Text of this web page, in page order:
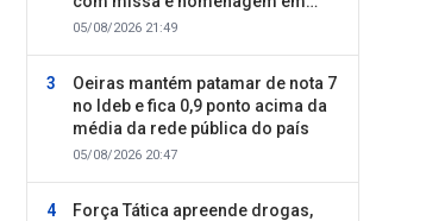
Colônia do Piauí
05/08/2026 21:49
Oeiras mantém patamar de nota 7
no Ideb e fica 0,9 ponto acima da
média da rede pública do país
05/08/2026 20:47
Força Tática apreende drogas,